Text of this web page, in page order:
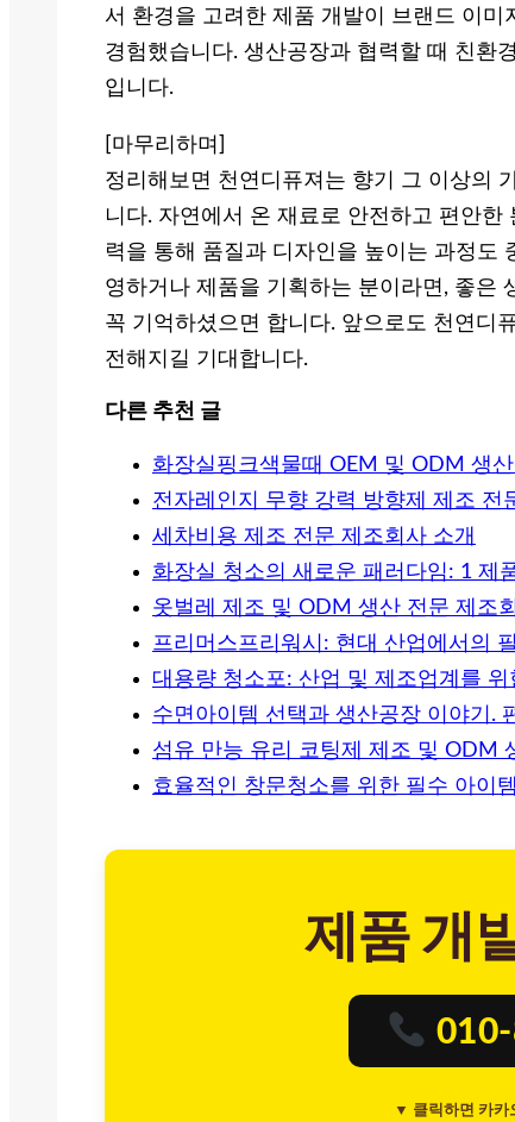
서 환경을 고려한 제품 개발이 브랜드 이미
경험했습니다. 생산공장과 협력할 때 친환
입니다.
[마무리하며]
정리해보면 천연디퓨져는 향기 그 이상의
니다. 자연에서 온 재료로 안전하고 편안
력을 통해 품질과 디자인을 높이는 과정도
영하거나 제품을 기획하는 분이라면, 좋은
꼭 기억하셨으면 합니다. 앞으로도 천연디
전해지길 기대합니다.
다른 추천 글
화장실핑크색물때 OEM 및 ODM 생
전자레인지 무향 강력 방향제 제조 전
세차비용 제조 전문 제조회사 소개
화장실 청소의 새로운 패러다임: 1 제
옷벌레 제조 및 ODM 생산 전문 제조
프리머스프리워시: 현대 산업에서의
대용량 청소포: 산업 및 제조업계를 위
수면아이템 선택과 생산공장 이야기.
섬유 만능 유리 코팅제 제조 및 ODM
효율적인 창문청소를 위한 필수 아이
제품 개
▼ 클릭하면 카카